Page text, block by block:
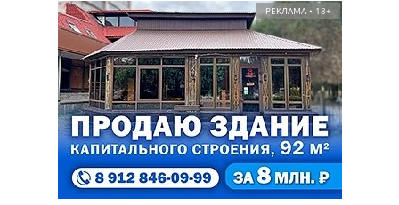
РЕКЛАМА • 18+